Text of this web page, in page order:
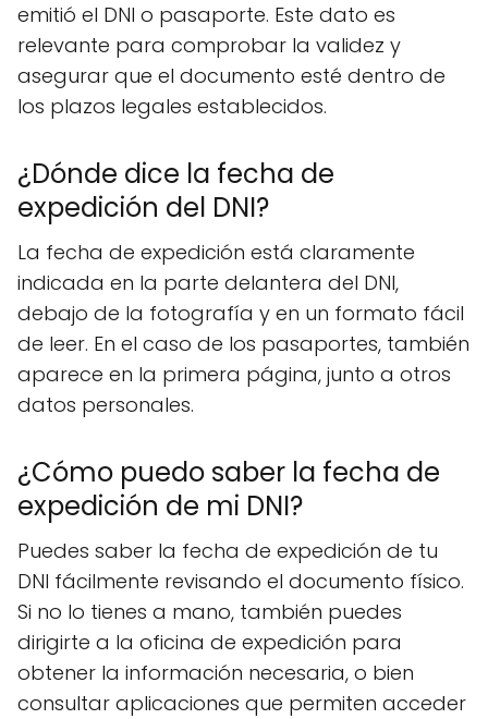
emitió el DNI o pasaporte. Este dato es
relevante para comprobar la validez y
asegurar que el documento esté dentro de
los plazos legales establecidos.
¿Dónde dice la fecha de
expedición del DNI?
La fecha de expedición está claramente
indicada en la parte delantera del DNI,
debajo de la fotografía y en un formato fácil
de leer. En el caso de los pasaportes, también
aparece en la primera página, junto a otros
datos personales.
¿Cómo puedo saber la fecha de
expedición de mi DNI?
Puedes saber la fecha de expedición de tu
DNI fácilmente revisando el documento físico.
Si no lo tienes a mano, también puedes
dirigirte a la oficina de expedición para
obtener la información necesaria, o bien
consultar aplicaciones que permiten acceder